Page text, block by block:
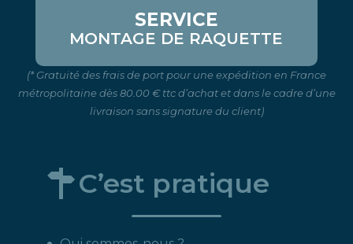
SERVICE
MONTAGE DE RAQUETTE
(* Gratuité des frais de port pour une expédition en France
métropolitaine dès 80.00 € ttc d’achat et dans le cadre d’une
livraison sans signature du client)
C’est pratique